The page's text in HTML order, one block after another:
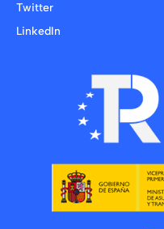
Twitter
LinkedIn